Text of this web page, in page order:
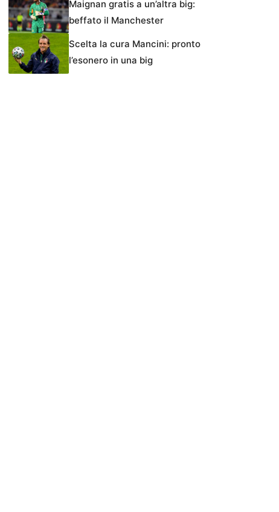
Maignan gratis a un’altra big:
beffato il Manchester
Scelta la cura Mancini: pronto
l’esonero in una big